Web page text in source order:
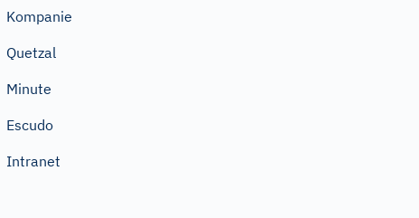
Kompanie
Quetzal
Minute
Escudo
Intranet